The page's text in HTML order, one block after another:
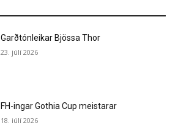
Garðtónleikar Bjössa Thor
23. júlí 2026
FH-ingar Gothia Cup meistarar
18. júlí 2026